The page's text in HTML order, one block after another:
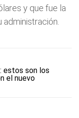
y que fue la
estos son los
el nuevo